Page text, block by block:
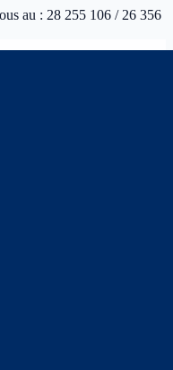
au : 28 255 106 / 26 356